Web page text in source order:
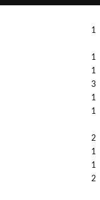
1
1
1
3
1
1
2
1
1
2